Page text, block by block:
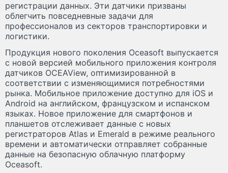
регистрации данных. Эти датчики призваны
облегчить повседневные задачи для
профессионалов из секторов транспортировки и
логистики.
Продукция нового поколения Oceasoft выпускается
с новой версией мобильного приложения контроля
датчиков OCEAView, оптимизированной в
соответствии с изменяющимися потребностями
рынка. Мобильное приложение доступно для iOS и
Android на английском, французском и испанском
языках. Новое приложение для смартфонов и
планшетов отслеживает данные с новых
регистраторов Atlas и Emerald в режиме реального
времени и автоматически отправляет собранные
данные на безопасную облачную платформу
Oceasoft.